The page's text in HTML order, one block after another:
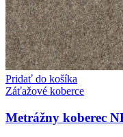
Pridať do košíka
Záťažové koberce
Metrážny koberec